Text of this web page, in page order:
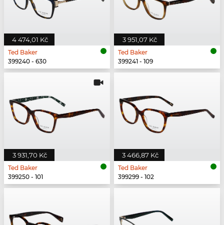
4 474,01 Kč
Ted Baker
399240 - 630
3 951,07 Kč
Ted Baker
399241 - 109
3 931,70 Kč
Ted Baker
399250 - 101
3 466,87 Kč
Ted Baker
399299 - 102